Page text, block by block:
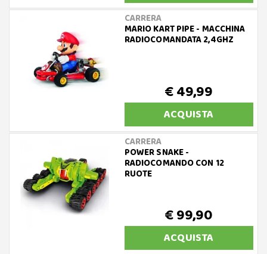
CARRERA
MARIO KART PIPE - MACCHINA
RADIOCOMANDATA 2,4GHZ
€ 49,99
ACQUISTA
CARRERA
POWER SNAKE -
RADIOCOMANDO CON 12
RUOTE
€ 99,90
ACQUISTA